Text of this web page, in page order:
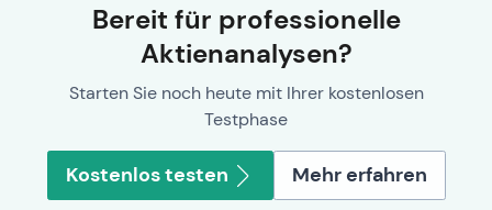
Bereit für professionelle
Aktienanalysen?
Starten Sie noch heute mit Ihrer kostenlosen
Testphase
Kostenlos testen Mehr erfahren